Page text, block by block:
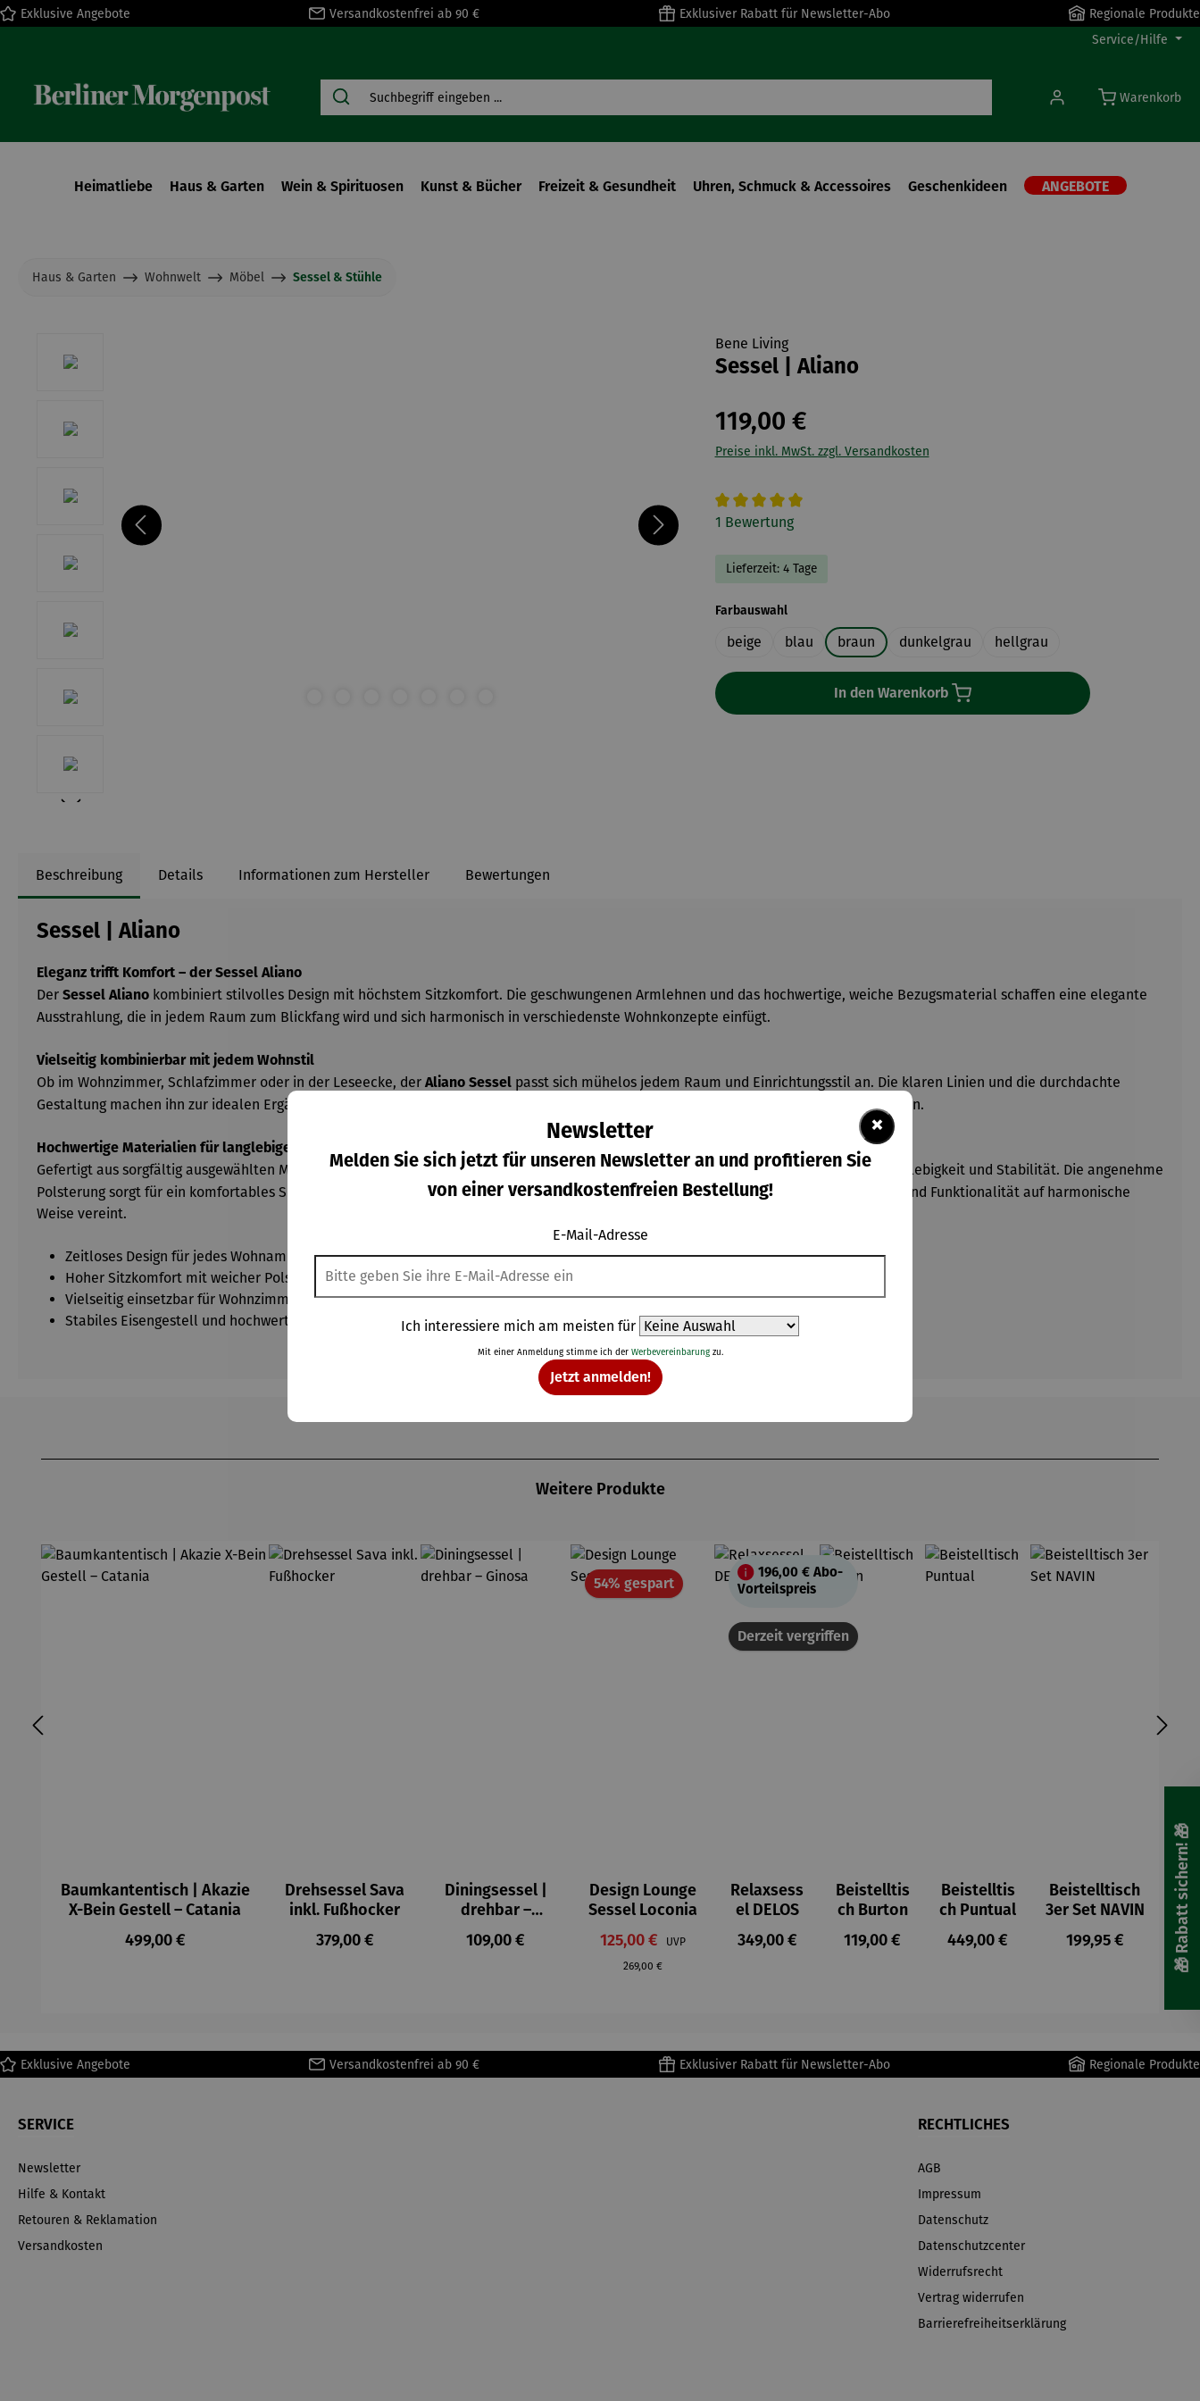
Zur Hauptnavigation springen
Exklusive Angebote Versandkostenfrei ab 90 € Exklusiver Rabatt für Newsletter-Abo
Regionale Produkte
Service/Hilfe
Warenkorb
Heimatliebe Haus & Garten Wein & Spirituosen Kunst & Bücher Freizeit & Gesundheit Uhren, Schmuck & Accessoires Geschenkideen ANGEBOTE
Haus & Garten Wohnwelt Möbel Sessel & Stühle
Bene Living
Sessel | Aliano
119,00 €
Preise inkl. MwSt. zzgl. Versandkosten
Durchschnittliche Bewertung von 5 von 5 Sternen
1 Bewertung
Lieferzeit: 4 Tage
Farbauswahlauswählen
beige blau braun dunkelgrau hellgrau
In den Warenkorb
Beschreibung Details Informationen zum Hersteller Bewertungen
Sessel | Aliano
Eleganz trifft Komfort – der Sessel Aliano
Der Sessel Aliano kombiniert stilvolles Design mit höchstem Sitzkomfort. Die geschwungenen Armlehnen und das hochwertige, weiche Bezugsmaterial schaffen eine elegante
Ausstrahlung, die in jedem Raum zum Blickfang wird und sich harmonisch in verschiedenste Wohnkonzepte einfügt.
Vielseitig kombinierbar mit jedem Wohnstil
Ob im Wohnzimmer, Schlafzimmer oder in der Leseecke, der Aliano Sessel passt sich mühelos jedem Raum und Einrichtungsstil an. Die klaren Linien und die durchdachte
Gestaltung machen ihn zur idealen Ergänzung für minimalistische, skandinavische oder luxuriöse Wohnwelten, ohne aufdringlich zu wirken.
Hochwertige Materialien für langlebige Freude
Gefertigt aus sorgfältig ausgewählten Materialien, bietet derSessel Alianonicht nur eine edle Optik, sondern überzeugt auch durch Langlebigkeit und Stabilität. Die angenehme
Polsterung sorgt für ein komfortables Sitzerlebnis und eignet sich perfekt für entspannte Stunden zu Hause. Ein Möbelstück, das Design und Funktionalität auf harmonische
Weise vereint.
Zeitloses Design für jedes Wohnambiente
Hoher Sitzkomfort mit weicher Polsterung und geschwungenen Armlehnen
Vielseitig einsetzbar für Wohnzimmer, Schlafzimmer oder Leseecke
Stabiles Eisengestell und hochwertige Materialien für Langlebigkeit und Halt
Weitere Produkte
Baumkantentisch | Akazie
X-Bein Gestell – Catania
Regulärer Preis:
499,00 €
Drehsessel Sava
inkl. Fußhocker
Regulärer Preis:
379,00 €
Diningsessel |
drehbar –
Ginosa
Regulärer Preis:
109,00 €
54% gespartRabatt
Design Lounge
Sessel Loconia
Verkaufspreis:
125,00 € UVPRegulärer Preis:
269,00 €
Derzeit vergriffen
196,00 €Abo-
Vorteilspreis
Relaxsess
el DELOS
Regulärer Preis:
349,00 €
Beistelltis
ch Burton
Regulärer Preis:
119,00 €
Beistelltis
ch Puntual
Regulärer Preis:
449,00 €
Beistelltisch
3er Set NAVIN
Regulärer Preis:
199,95 €
Exklusive Angebote Versandkostenfrei ab 90 € Exklusiver Rabatt für Newsletter-Abo Regionale Produkte
SERVICE
Newsletter
Hilfe & Kontakt
Retouren & Reklamation
Versandkosten
RECHTLICHES
AGB
Impressum
Datenschutz
Datenschutzcenter
Widerrufsrecht
Vertrag widerrufen
Barrierefreiheitserklärung
🎁 Rabatt sichern! 🎁
×
Newsletter
Melden Sie sich jetzt für unseren Newsletter an und profitieren Sie
von einer versandkostenfreien Bestellung!
E-Mail-Adresse
Ich interessiere mich am meisten für
Mit einer Anmeldung stimme ich der Werbevereinbarungzu.
Jetzt anmelden!